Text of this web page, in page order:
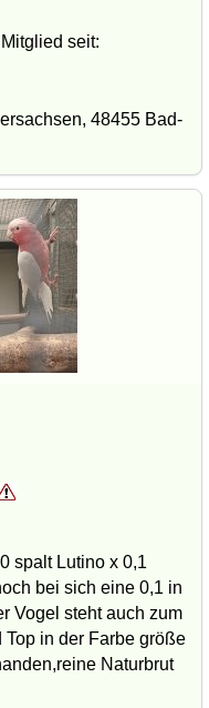
Mitglied seit:
48455 Bad-
spalt Lutino x 0,1
bei sich eine 0,1 in
Vogel steht auch zum
in der Farbe größe
Naturbrut